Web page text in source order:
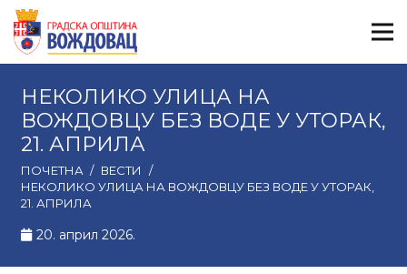
НЕКОЛИКО УЛИЦА НА
ВОЖДОВЦУ БЕЗ ВОДЕ У УТОРАК,
21. АПРИЛА
ПОЧЕТНА / ВЕСТИ
/
НЕКОЛИКО УЛИЦА НА ВОЖДОВЦУ БЕЗ ВОДЕ У УТОРАК,
21. АПРИЛА
20. април 2026.